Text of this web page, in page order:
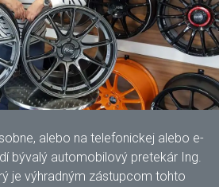
alebo na telefonickej alebo e-
bývalý automobilový pretekár Ing.
je výhradným zástupcom tohto